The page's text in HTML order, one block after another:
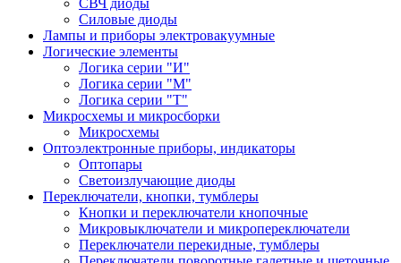
СВЧ диоды
Силовые диоды
Лампы и приборы электровакуумные
Логические элементы
Логика серии "И"
Логика серии "М"
Логика серии "Т"
Микросхемы и микросборки
Микросхемы
Оптоэлектронные приборы, индикаторы
Оптопары
Светоизлучающие диоды
Переключатели, кнопки, тумблеры
Кнопки и переключатели кнопочные
Микровыключатели и микропереключатели
Переключатели перекидные, тумблеры